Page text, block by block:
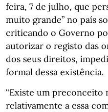
feira, 7 de julho, que
muito grande” no país
criticando o Governo
autorizar o registo das
dos seus direitos,
formal dessa existência.
“Existe um preconceito
relativamente a essa